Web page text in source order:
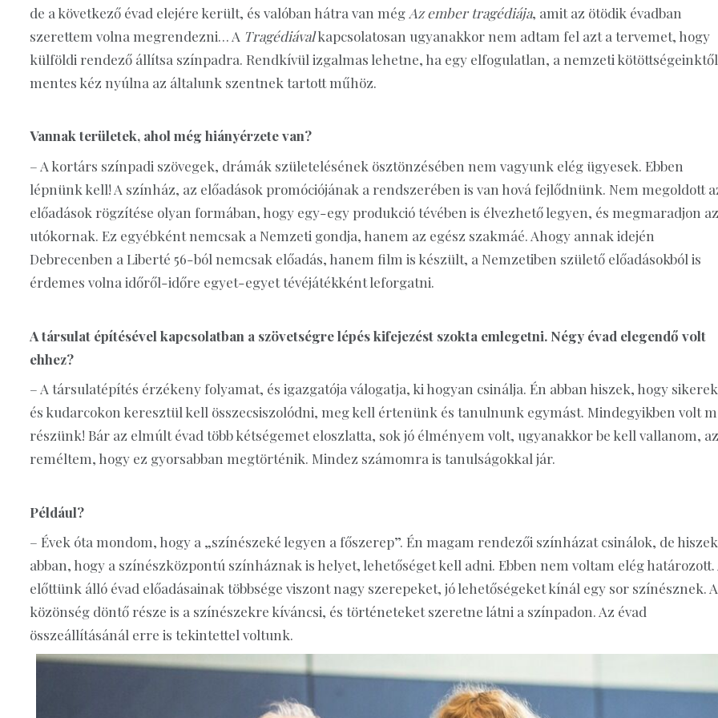
de a következő évad elejére került, és valóban hátra van még Az ember tragédiája, amit az ötödik évadban
szerettem volna megrendezni… A Tragédiávalkapcsolatosan ugyanakkor nem adtam fel azt a tervemet, hogy
külföldi rendező állítsa színpadra. Rendkívül izgalmas lehetne, ha egy elfogulatlan, a nemzeti kötöttségeinktől
mentes kéz nyúlna az általunk szentnek tartott műhöz.
Vannak területek, ahol még hiányérzete van?
– A kortárs színpadi szövegek, drámák születelésének ösztönzésében nem vagyunk elég ügyesek. Ebben
lépnünk kell! A színház, az előadások promóciójának a rendszerében is van hová fejlődnünk. Nem megoldott
előadások rögzítése olyan formában, hogy egy-egy produkció tévében is élvezhető legyen, és megmaradjon az
utókornak. Ez egyébként nemcsak a Nemzeti gondja, hanem az egész szakmáé. Ahogy annak idején
Debrecenben a Liberté 56-ból nemcsak előadás, hanem film is készült, a Nemzetiben születő előadásokból is
érdemes volna időről-időre egyet-egyet tévéjátékként leforgatni.
A társulat építésével kapcsolatban a szövetségre lépés kifejezést szokta emlegetni. Négy évad elegendő volt
ehhez?
– A társulatépítés érzékeny folyamat, és igazgatója válogatja, ki hogyan csinálja. Én abban hiszek, hogy
és kudarcokon keresztül kell összecsiszolódni, meg kell értenünk és tanulnunk egymást. Mindegyikben volt
részünk! Bár az elmúlt évad több kétségemet eloszlatta, sok jó élményem volt, ugyanakkor be kell vallanom,
reméltem, hogy ez gyorsabban megtörténik. Mindez számomra is tanulságokkal jár.
Például?
– Évek óta mondom, hogy a „színészeké legyen a főszerep”. Én magam rendezői színházat csinálok, de hiszek
abban, hogy a színészközpontú színháznak is helyet, lehetőséget kell adni. Ebben nem voltam elég határozott.
előttünk álló évad előadásainak többsége viszont nagy szerepeket, jó lehetőségeket kínál egy sor színésznek. A
közönség döntő része is a színészekre kíváncsi, és történeteket szeretne látni a színpadon. Az évad
összeállításánál erre is tekintettel voltunk.